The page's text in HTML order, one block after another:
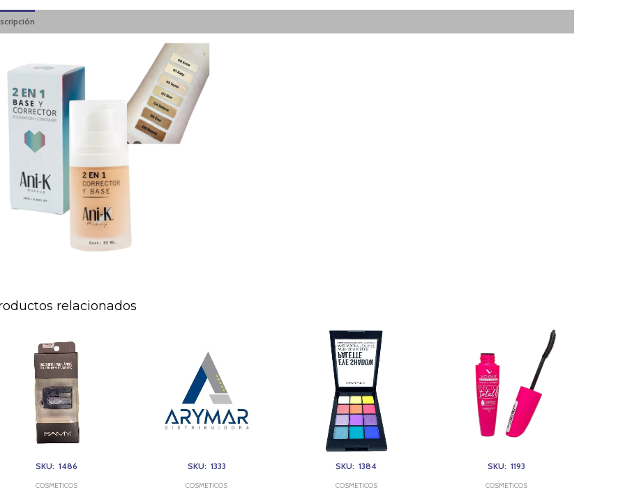
relacionados
SKU: 1486
COSMETICOS
SAMY
cantidad
SKU: 1333
COSMETICOS
SKU: 1384
COSMETICOS
SKU: 1193
COSMETICOS
TOTAL
cantidad